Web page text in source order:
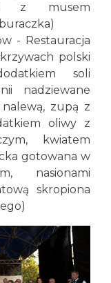
i z musem
- Restauracja
polski
soli
nadziewane
zupą z
oliwy z
kwiatem
gotowana w
nasionami
skropiona